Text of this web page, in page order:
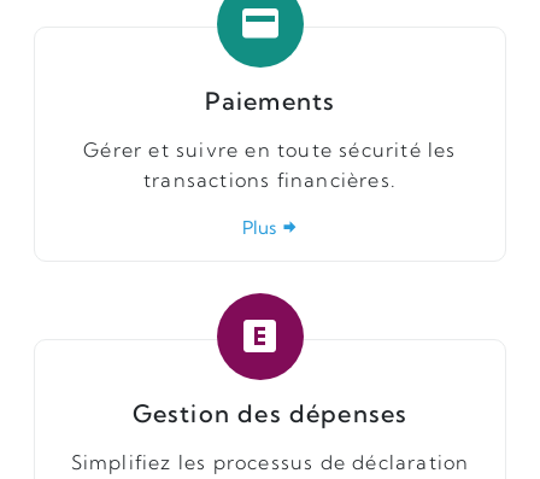
Paiements
Gérer et suivre en toute sécurité les
transactions financières.
Plus
Gestion des dépenses
Simplifiez les processus de déclaration